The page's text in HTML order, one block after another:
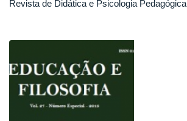
Revista de Didática e Psicologia Pedagógica